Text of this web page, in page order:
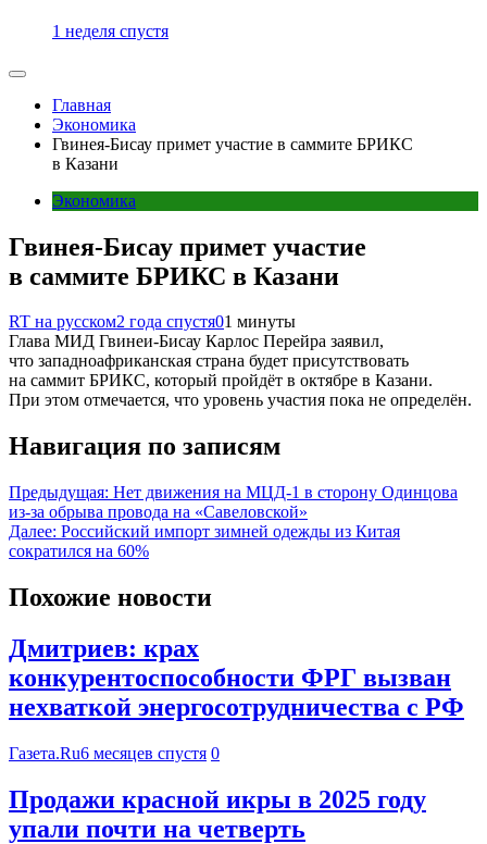
1 неделя спустя
Главная
Экономика
Гвинея-Бисау примет участие в саммите БРИКС
в Казани
Экономика
Гвинея-Бисау примет участие
в саммите БРИКС в Казани
RT на русском2 года спустя01 минуты
Глава МИД Гвинеи-Бисау Карлос Перейра заявил,
что западноафриканская страна будет присутствовать
на саммит БРИКС, который пройдёт в октябре в Казани.
При этом отмечается, что уровень участия пока не определён.
Навигация по записям
Предыдущая: Нет движения на МЦД-1 в сторону Одинцова
из-за обрыва провода на «Савеловской»
Далее: Российский импорт зимней одежды из Китая
сократился на 60%
Похожие новости
Дмитриев: крах
конкурентоспособности ФРГ вызван
нехваткой энергосотрудничества с РФ
Газета.Ru6 месяцев спустя 0
Продажи красной икры в 2025 году
упали почти на четверть